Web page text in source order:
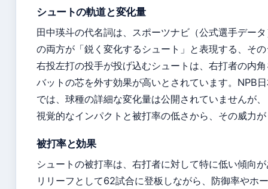
シュートの軌道と変化量
田中瑛斗の代名詞は、スポーツナビ（公式選手デー
の両方が「鋭く変化するシュート」と表現する、そ
右投左打の投手が投げ込むシュートは、右打者の内
バットの芯を外す効果が高いとされています。NPB
では、球種の詳細な変化量は公開されていませんが、
視覚的なインパクトと被打率の低さから、その威力
被打率と効果
シュートの被打率は、右打者に対して特に低い傾向
リリーフとして62試合に登板しながら、防御率やホ